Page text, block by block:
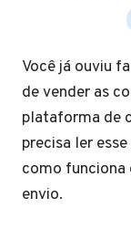
Você já ouviu
de vender as
plataforma de
precisa ler
como funciona
envio.